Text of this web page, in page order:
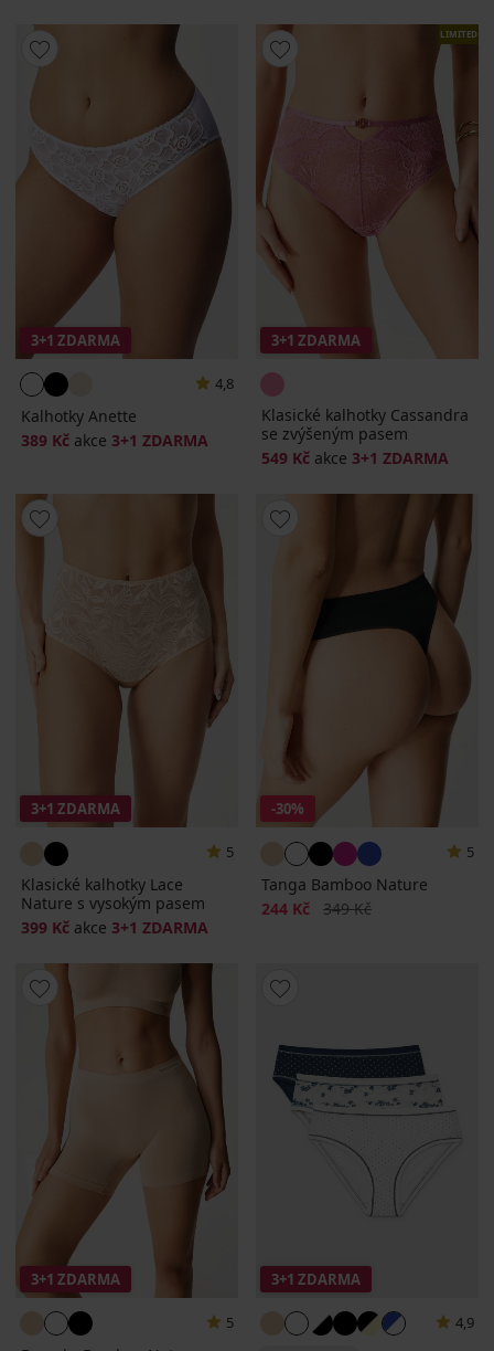
3+1 ZDARMA
4,8
Kalhotky Anette
389 Kč akce 3+1 ZDARMA
LIMITED
3+1 ZDARMA
Klasické kalhotky Cassandra
se zvýšeným pasem
549 Kč akce 3+1 ZDARMA
3+1 ZDARMA
5
Klasické kalhotky Lace
Nature s vysokým pasem
399 Kč akce 3+1 ZDARMA
-30%
5
Tanga Bamboo Nature
Sleva
244 Kč Původní cena
349 Kč
3+1 ZDARMA
5
3+1 ZDARMA
4,9